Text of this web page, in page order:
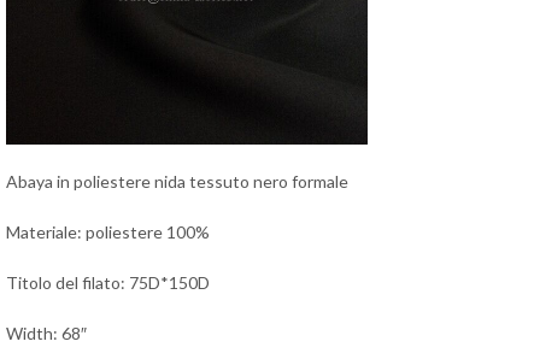
Abaya in poliestere nida tessuto nero formale
Materiale: poliestere 100%
Titolo del filato: 75D*150D
Width: 68″